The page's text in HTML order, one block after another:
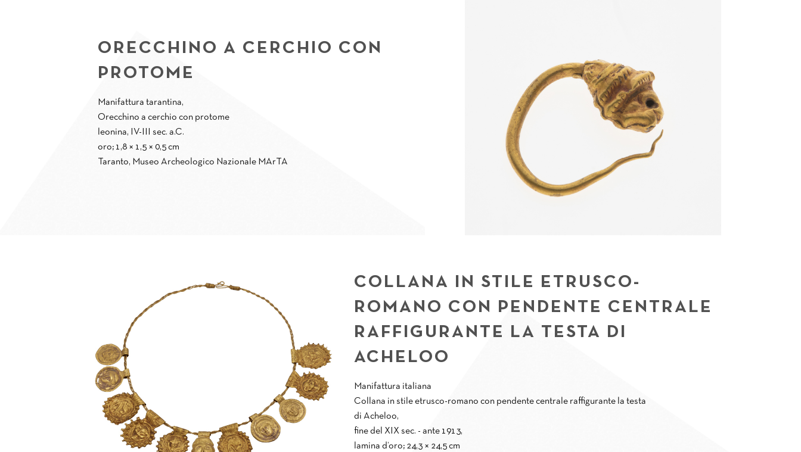
ORECCHINO A CERCHIO CON
PROTOME
Manifattura tarantina,
Orecchino a cerchio con protome
leonina, IV-III sec. a.C.
oro; 1,8 × 1,5 × 0,5 cm
Taranto, Museo Archeologico Nazionale MArTA
COLLANA IN STILE ETRUSCO-
ROMANO CON PENDENTE CENTRALE
RAFFIGURANTE LA TESTA DI
ACHELOO
Manifattura italiana
Collana in stile etrusco-romano con pendente centrale raffigurante la testa
di Acheloo,
fine del XIX sec. - ante 1913,
lamina d’oro; 24,3 × 24,5 cm